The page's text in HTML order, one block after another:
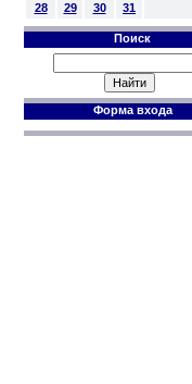
28
29 30 31
Поиск
Форма входа